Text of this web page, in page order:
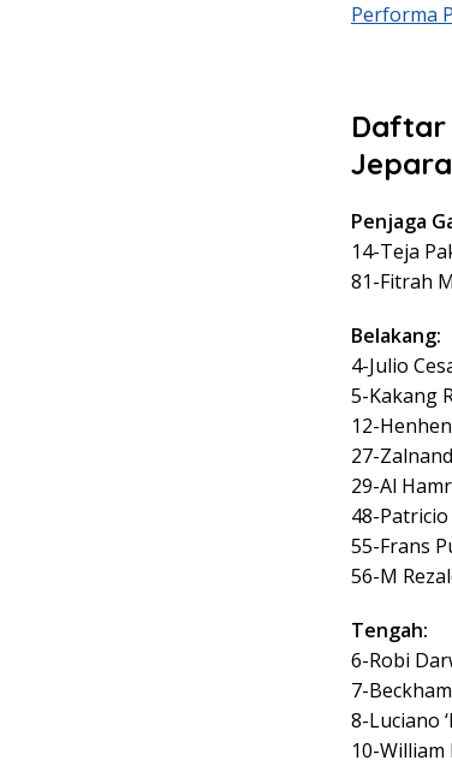
Performa
Daftar
Jepara
Penjaga
14-Teja
81-Fitrah
Belakang:
4-Julio
5-Kakang
12-
27-
29-Al
48-
55-Frans
56-M
Tengah:
6-Robi
7-
8-Luciano
10-William